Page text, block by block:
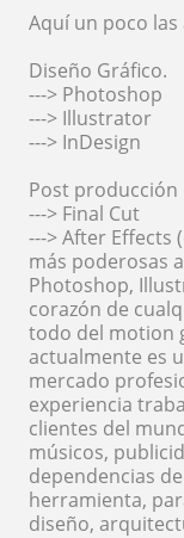
Aquí un poco
Diseño Gráfico.
---> Photoshop
---> Illustrator
---> InDesign
Post
---> Final Cut
---> After Effects
más poderosas
Photoshop,
corazón de
todo del motion
actualmente es
mercado
experiencia
clientes del
músicos,
dependencias
herramienta,
diseño,